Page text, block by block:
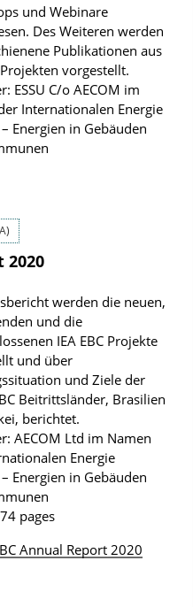
und Webinare
Des Weiteren werden
Publikationen aus
Projekten vorgestellt.
ESSU C/o AECOM im
Internationalen Energie
Energien in Gebäuden
2020
werden die neuen,
und die
IEA EBC Projekte
und über
und Ziele der
Beitrittsländer, Brasilien
berichtet.
AECOM Ltd im Namen
Energie
Energien in Gebäuden
pages
Annual Report 2020